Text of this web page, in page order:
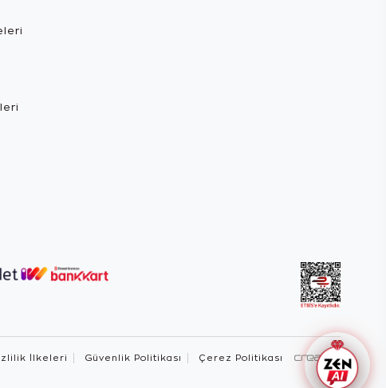
İlkeleri Güvenlik Politikası Çerez Politikası